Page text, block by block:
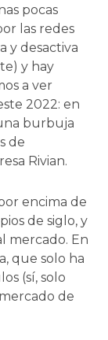
pocas
las redes
y desactiva
y hay
a ver
2022: en
burbuja
de
Rivian.
encima de
de siglo, y
mercado. En
que solo ha
(sí, solo
de